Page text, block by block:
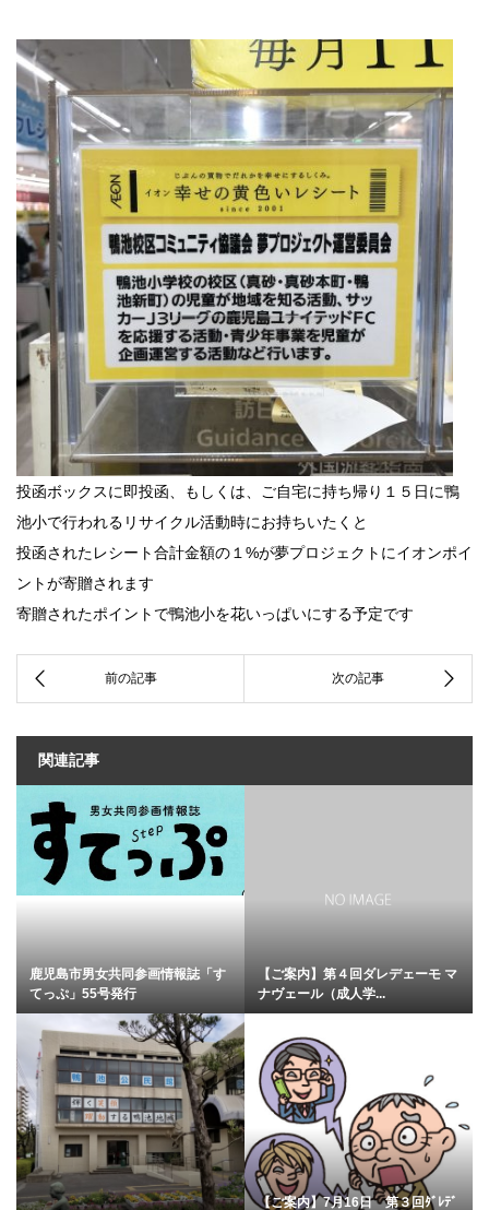
投函ボックスに即投函、もしくは、ご自宅に持ち帰り１５日に鴨
池小で行われるリサイクル活動時にお持ちいたくと
投函されたレシート合計金額の１%が夢プロジェクトにイオンポイ
ントが寄贈されます
寄贈されたポイントで鴨池小を花いっぱいにする予定です
関連記事
鹿児島市男女共同参画情報誌「す
てっぷ」55号発行
【ご案内】第４回ダレデェーモ マ
ナヴェール（成人学...
【ご案内】7月16日 第３回ﾀﾞﾚﾃﾞ